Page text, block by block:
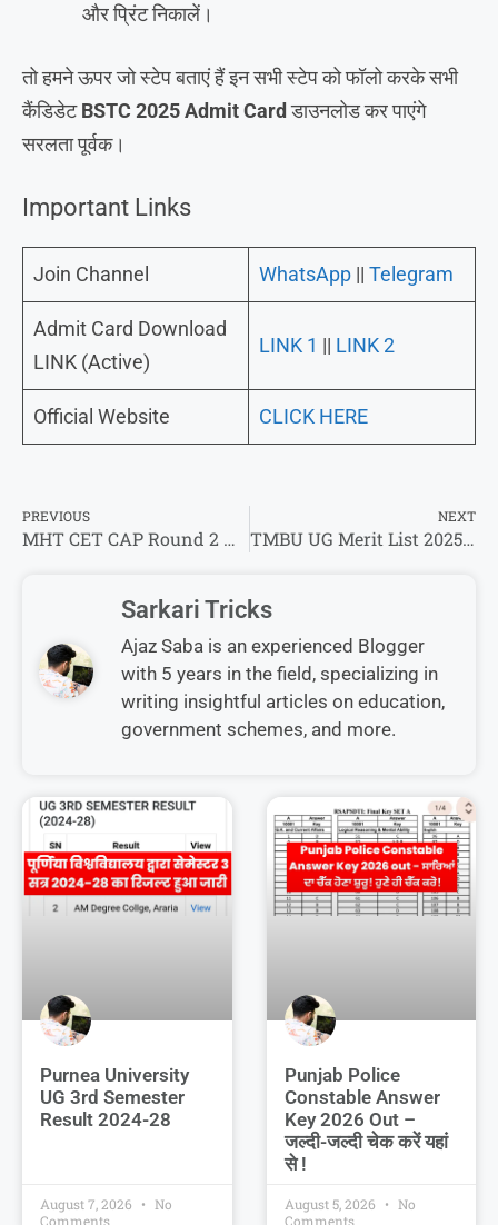
और प्रिंट निकालें।
तो हमने ऊपर जो स्टेप बताएं हैं इन सभी स्टेप को फॉलो करके सभी
कैंडिडेटBSTC 2025 Admit Cardडाउनलोड कर पाएंगे
सरलता पूर्वक।
Important Links
Join Channel WhatsApp || Telegram
Admit Card Download
LINK (Active)
LINK 1 || LINK 2
Official Website CLICK HERE
PREVIOUS
MHT CET CAP Round 2 Allotments Result 2025 Direct Link To Check Result @etcell.mahacet.org
NEXT
TMBU UG Merit List 2025 1st,2nd,3rd Direct Link To Check Merit List@tmbu.ac.in website
Sarkari Tricks
Ajaz Saba is an experienced Blogger
with 5 years in the field, specializing in
writing insightful articles on education,
government schemes, and more.
Purnea University
UG 3rd Semester
Result 2024-28
August 7, 2026
No
Comments
Punjab Police
Constable Answer
Key 2026 Out –
जल्दी-जल्दी चेक करें यहां
से !
August 5, 2026
No
Comments